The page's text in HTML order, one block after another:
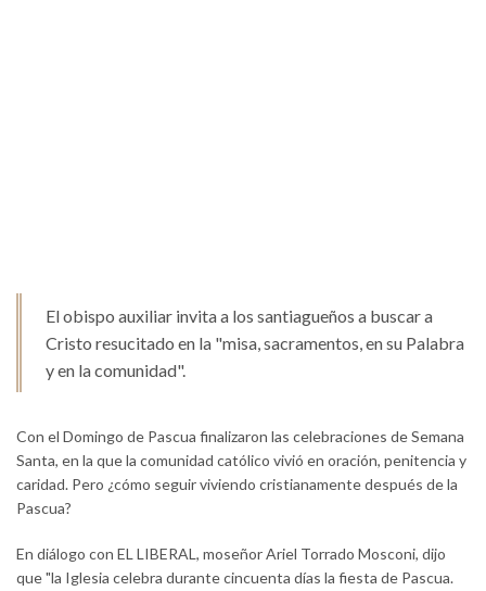
El obispo auxiliar invita a los santiagueños a buscar a
Cristo resucitado en la "misa, sacramentos, en su Palabra
y en la comunidad".
Con el Domingo de Pascua finalizaron las celebraciones de Semana
Santa, en la que la comunidad católico vivió en oración, penitencia y
caridad. Pero ¿cómo seguir viviendo cristianamente después de la
Pascua?
En diálogo con EL LIBERAL, moseñor Ariel Torrado Mosconi, dijo
que "la Iglesia celebra durante cincuenta días la fiesta de Pascua.